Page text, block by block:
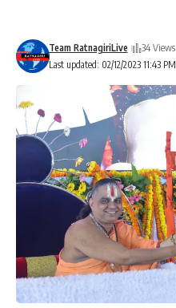
Last updated: 02/12/2023 11:43 PM
Team RatnagiriLive 34 Views